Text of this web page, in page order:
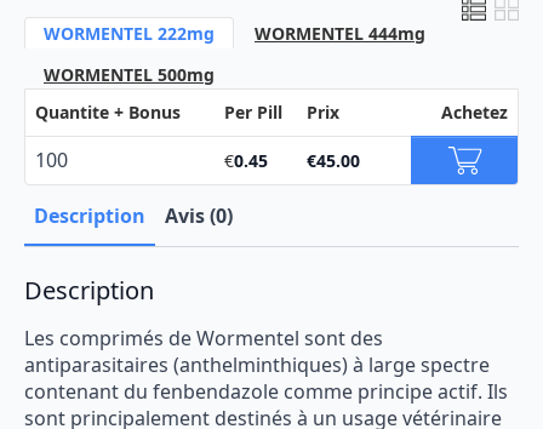
WORMENTEL 222mg
WORMENTEL 444mg
WORMENTEL 500mg
Quantite + Bonus
Per Pill Prix Achetez
100 €0.45 €45.00
Description Avis (0)
Description
Les comprimés de Wormentel sont des
antiparasitaires (anthelminthiques) à large spectre
contenant du fenbendazole comme principe actif. Ils
sont principalement destinés à un usage vétérinaire